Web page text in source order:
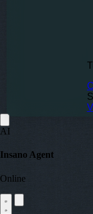
AI
Insano Agent
Online